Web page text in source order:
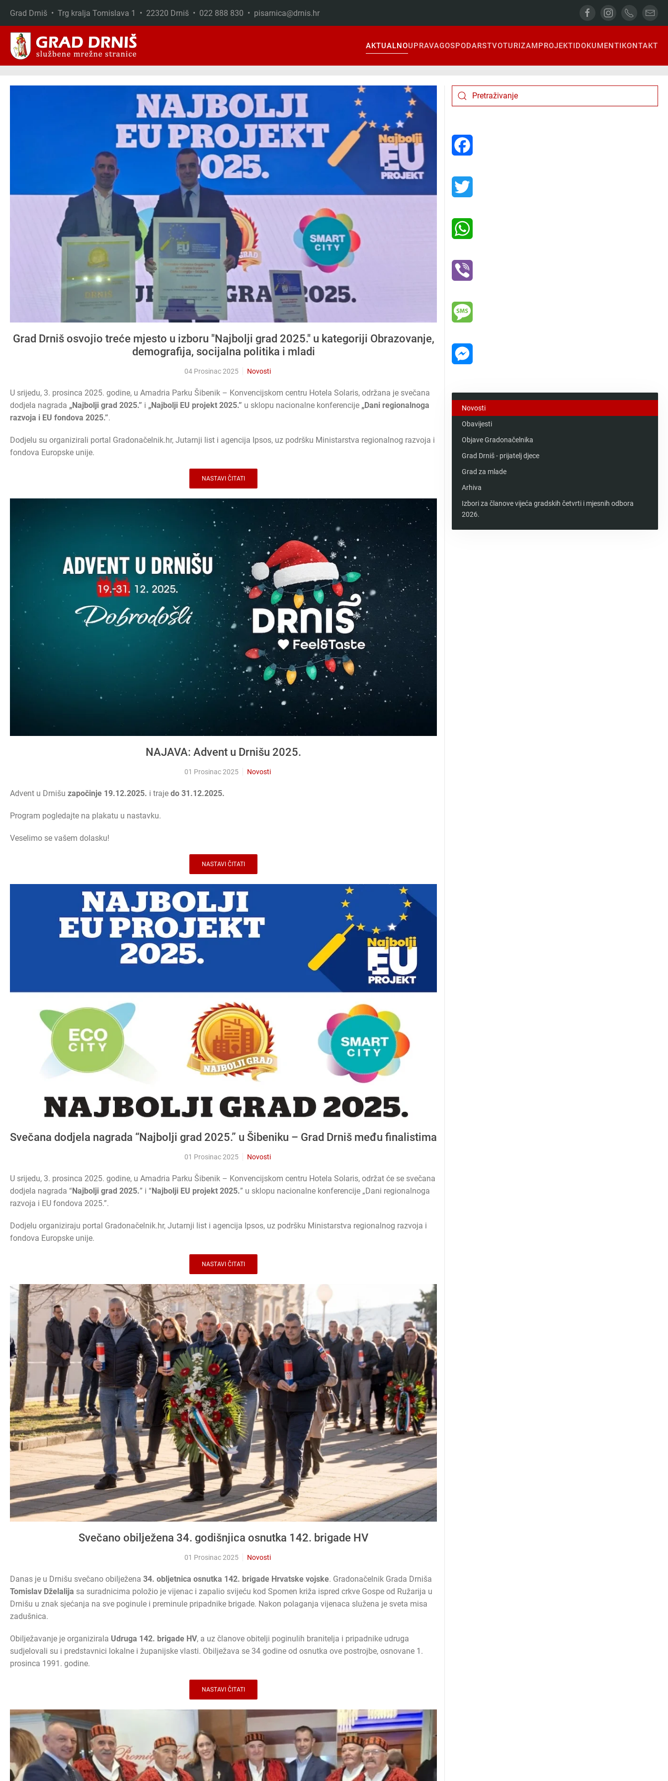
Skip to main content
Grad Drniš • Trg kralja Tomislava 1 • 22320 Drniš • 022 888 830 • pisarnica@drnis.hr
AKTUALNOUPRAVAGOSPODARSTVOTURIZAMPROJEKTIDOKUMENTIKONTAKT
Grad Drniš osvojio treće mjesto u izboru "Najbolji grad 2025." u kategoriji Obrazovanje,
demografija, socijalna politika i mladi
04 Prosinac 2025 Novosti
U srijedu, 3. prosinca 2025. godine, u Amadria Parku Šibenik – Konvencijskom centru Hotela Solaris, održana je svečana
dodjela nagrada „Najbolji grad 2025.” i „Najbolji EU projekt 2025.” u sklopu nacionalne konferencije „Dani regionalnoga
razvoja i EU fondova 2025.”.
Dodjelu su organizirali portal Gradonačelnik.hr, Jutarnji list i agencija Ipsos, uz podršku Ministarstva regionalnog razvoja i
fondova Europske unije.
NASTAVI ČITATI
NAJAVA: Advent u Drnišu 2025.
01 Prosinac 2025 Novosti
Advent u Drnišu započinje 19.12.2025. i traje do 31.12.2025.
Program pogledajte na plakatu u nastavku.
Veselimo se vašem dolasku!
NASTAVI ČITATI
Svečana dodjela nagrada “Najbolji grad 2025.” u Šibeniku – Grad Drniš među finalistima
01 Prosinac 2025 Novosti
U srijedu, 3. prosinca 2025. godine, u Amadria Parku Šibenik – Konvencijskom centru Hotela Solaris, održat će se svečana
dodjela nagrada “Najbolji grad 2025.” i “Najbolji EU projekt 2025.” u sklopu nacionalne konferencije „Dani regionalnoga
razvoja i EU fondova 2025.”.
Dodjelu organiziraju portal Gradonačelnik.hr, Jutarnji list i agencija Ipsos, uz podršku Ministarstva regionalnog razvoja i
fondova Europske unije.
NASTAVI ČITATI
Svečano obilježena 34. godišnjica osnutka 142. brigade HV
01 Prosinac 2025 Novosti
Danas je u Drnišu svečano obilježena 34. obljetnica osnutka 142. brigade Hrvatske vojske. Gradonačelnik Grada Drniša
Tomislav Dželalija sa suradnicima položio je vijenac i zapalio svijeću kod Spomen križa ispred crkve Gospe od Ružarija u
Drnišu u znak sjećanja na sve poginule i preminule pripadnike brigade. Nakon polaganja vijenaca služena je sveta misa
zadušnica.
Obilježavanje je organizirala Udruga 142. brigade HV, a uz članove obitelji poginulih branitelja i pripadnike udruga
sudjelovali su i predstavnici lokalne i županijske vlasti. Obilježava se 34 godine od osnutka ove postrojbe, osnovane 1.
prosinca 1991. godine.
NASTAVI ČITATI
Novosti
Obavijesti
Objave Gradonačelnika
Grad Drniš - prijatelj djece
Grad za mlade
Arhiva
Izbori za članove vijeća gradskih četvrti i mjesnih odbora
2026.